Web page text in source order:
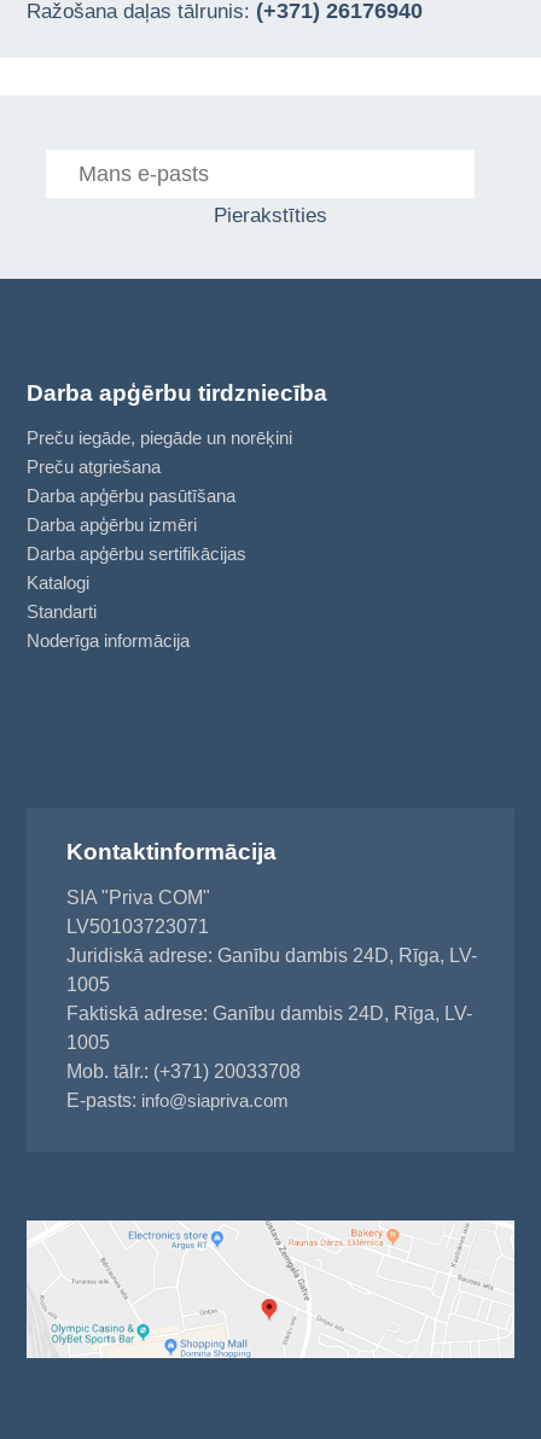
Ražošana daļas tālrunis: (+371) 26176940
Pierakstīties
Darba apģērbu tirdzniecība
Preču iegāde, piegāde un norēķini
Preču atgriešana
Darba apģērbu pasūtīšana
Darba apģērbu izmēri
Darba apģērbu sertifikācijas
Katalogi
Standarti
Noderīga informācija
Kontaktinformācija
SIA "Priva COM"
LV50103723071
Juridiskā adrese: Ganību dambis 24D, Rīga, LV-
1005
Faktiskā adrese: Ganību dambis 24D, Rīga, LV-
1005
Mob. tālr.: (+371) 20033708
E-pasts: info@siapriva.com